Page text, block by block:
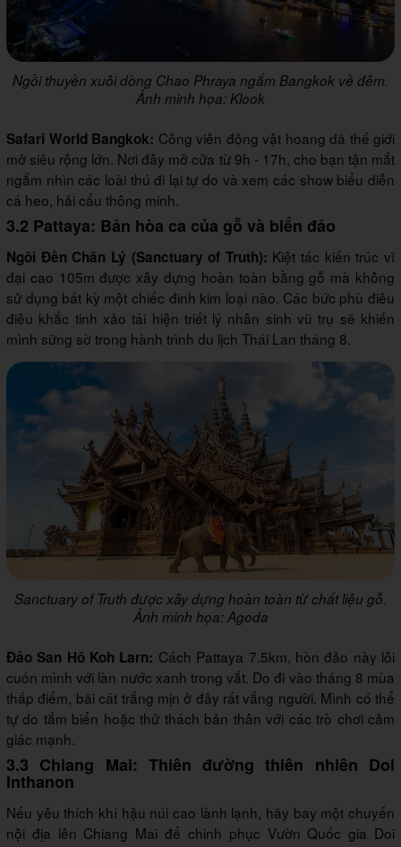
Ngồi thuyền xuôi dòng Chao Phraya ngắm Bangkok về đêm.
Ảnh minh họa: Klook
Safari World Bangkok: Công viên động vật hoang dã thế giới
mở siêu rộng lớn. Nơi đây mở cửa từ 9h - 17h, cho bạn tận mắt
ngắm nhìn các loài thú đi lại tự do và xem các show biểu diễn
cá heo, hải cẩu thông minh.
3.2 Pattaya: Bản hòa ca của gỗ và biển đảo
Ngôi Đền Chân Lý (Sanctuary of Truth): Kiệt tác kiến trúc vĩ
đại cao 105m được xây dựng hoàn toàn bằng gỗ mà không
sử dụng bất kỳ một chiếc đinh kim loại nào. Các bức phù điêu
điêu khắc tinh xảo tái hiện triết lý nhân sinh vũ trụ sẽ khiến
mình sững sờ trong hành trình du lịch Thái Lan tháng 8.
Sanctuary of Truth được xây dựng hoàn toàn từ chất liệu gỗ.
Ảnh minh họa: Agoda
Đảo San Hô Koh Larn: Cách Pattaya 7.5km, hòn đảo này lôi
cuốn mình với làn nước xanh trong vắt. Do đi vào tháng 8 mùa
thấp điểm, bãi cát trắng mịn ở đây rất vắng người. Mình có thể
tự do tắm biển hoặc thử thách bản thân với các trò chơi cảm
giác mạnh.
3.3 Chiang Mai: Thiên đường thiên nhiên Doi
Inthanon
Nếu yêu thích khí hậu núi cao lành lạnh, hãy bay một chuyến
nội địa lên Chiang Mai để chinh phục Vườn Quốc gia Doi